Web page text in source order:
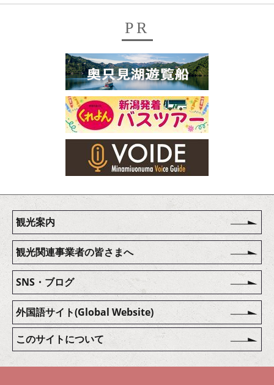
PR
観光案内
観光関連事業者の皆さまへ
SNS・ブログ
外国語サイト(Global Website)
このサイトについて